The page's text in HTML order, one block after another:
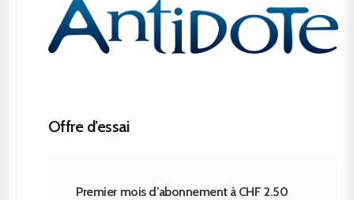
Offre d’essai
Premier mois d’abonnement à CHF 2.50